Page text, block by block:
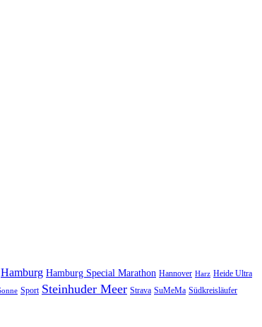
Hamburg Hamburg Special Marathon Hannover Harz Heide Ultra
Sport Steinhuder Meer Strava SuMeMa Südkreisläufer